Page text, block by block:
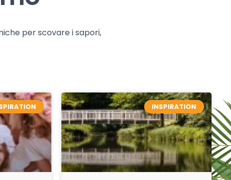
per scovare i sapori,
INSPIRATION